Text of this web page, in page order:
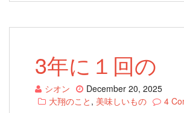
3年に１回の
シオン
December 20, 2025
大翔のこと , 美味しいもの
4